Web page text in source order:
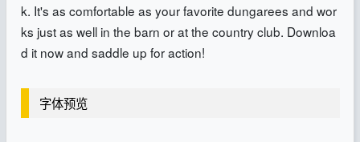
k. It's as comfortable as your favorite dungarees and wor
ks just as well in the barn or at the country club. Downloa
d it now and saddle up for action!
字体预览